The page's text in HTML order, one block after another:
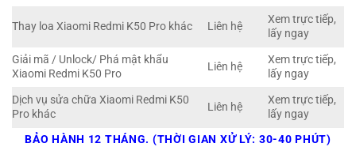
Thay loa Xiaomi Redmi K50 Pro khác Liên hệ
Xem trực tiếp,
lấy ngay
Giải mã / Unlock/ Phá mật khẩu
Xiaomi Redmi K50 Pro
Liên hệ
Xem trực tiếp,
lấy ngay
Dịch vụ sửa chữa Xiaomi Redmi K50
Pro khác
Liên hệ
Xem trực tiếp,
lấy ngay
BẢO HÀNH 12 THÁNG. (THỜI GIAN XỬ LÝ: 30-40 PHÚT)